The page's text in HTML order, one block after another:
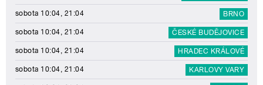
sobota 10:04, 21:04 BRNO
sobota 10:04, 21:04 ČESKÉ BUDĚJOVICE
sobota 10:04, 21:04 HRADEC KRÁLOVÉ
sobota 10:04, 21:04 KARLOVY VARY